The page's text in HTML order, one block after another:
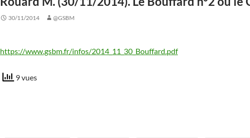
30/11/2014 @GSBM
https://www.gsbm.fr/infos/2014_11_30_Bouffard.pdf
9 vues